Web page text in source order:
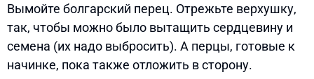
Вымойте болгарский перец. Отрежьте верхушку,
так, чтобы можно было вытащить сердцевину и
семена (их надо выбросить). А перцы, готовые к
начинке, пока также отложить в сторону.